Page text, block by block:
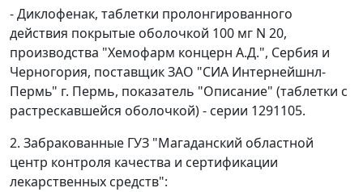
- Диклофенак, таблетки пролонгированного
действия покрытые оболочкой 100 мг N 20,
производства "Хемофарм концерн А.Д.", Сербия и
Черногория, поставщик ЗАО "СИА Интернейшнл-
Пермь" г. Пермь, показатель "Описание" (таблетки с
растрескавшейся оболочкой) - серии 1291105.
2. Забракованные ГУЗ "Магаданский областной
центр контроля качества и сертификации
лекарственных средств":